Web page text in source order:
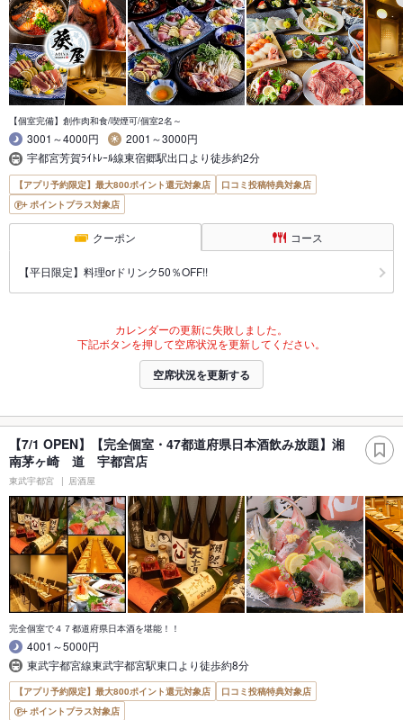
【個室完備】創作肉和食/喫煙可/個室2名～
3001～4000円
2001～3000円
宇都宮芳賀ﾗｲﾄﾚｰﾙ線東宿郷駅出口より徒歩約2分
【アプリ予約限定】最大800ポイント還元対象店
口コミ投稿特典対象店
ポイントプラス対象店
クーポン コース
【平日限定】料理orドリンク50％OFF!!
カレンダーの更新に失敗しました。
下記ボタンを押して空席状況を更新してください。
空席状況を更新する
【7/1 OPEN】【完全個室・47都道府県日本酒飲み放題】湘
南茅ヶ崎 道 宇都宮店
東武宇都宮 居酒屋
完全個室で４７都道府県日本酒を堪能！！
4001～5000円
東武宇都宮線東武宇都宮駅東口より徒歩約8分
【アプリ予約限定】最大800ポイント還元対象店
口コミ投稿特典対象店
ポイントプラス対象店